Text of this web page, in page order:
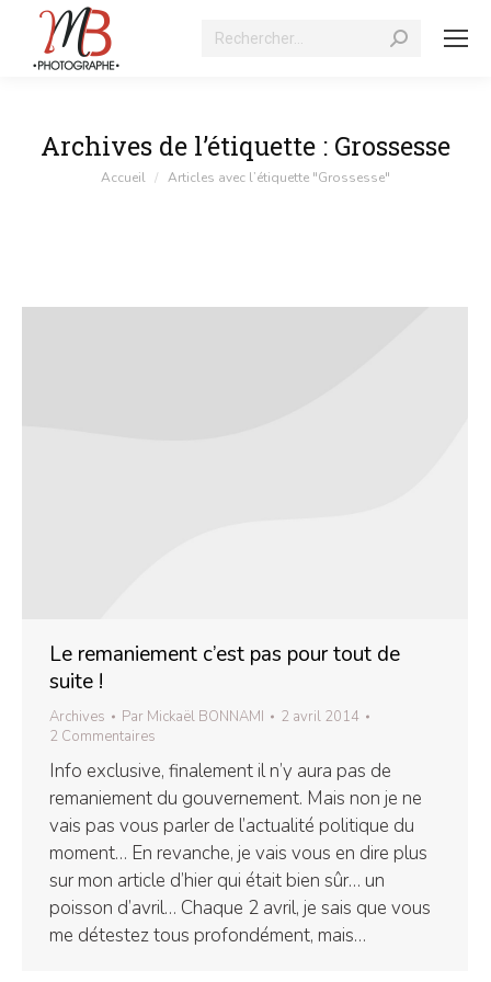
Recherche
Archives de l’étiquette : Grossesse
Vous êtes ici :
Accueil Articles avec l’étiquette "Grossesse"
Le remaniement c’est pas pour tout de
suite !
Archives Par Mickaël BONNAMI
2 avril 2014
2 Commentaires
Info exclusive, finalement il n’y aura pas de
remaniement du gouvernement. Mais non je ne
vais pas vous parler de l’actualité politique du
moment… En revanche, je vais vous en dire plus
sur mon article d’hier qui était bien sûr… un
poisson d’avril… Chaque 2 avril, je sais que vous
me détestez tous profondément, mais…